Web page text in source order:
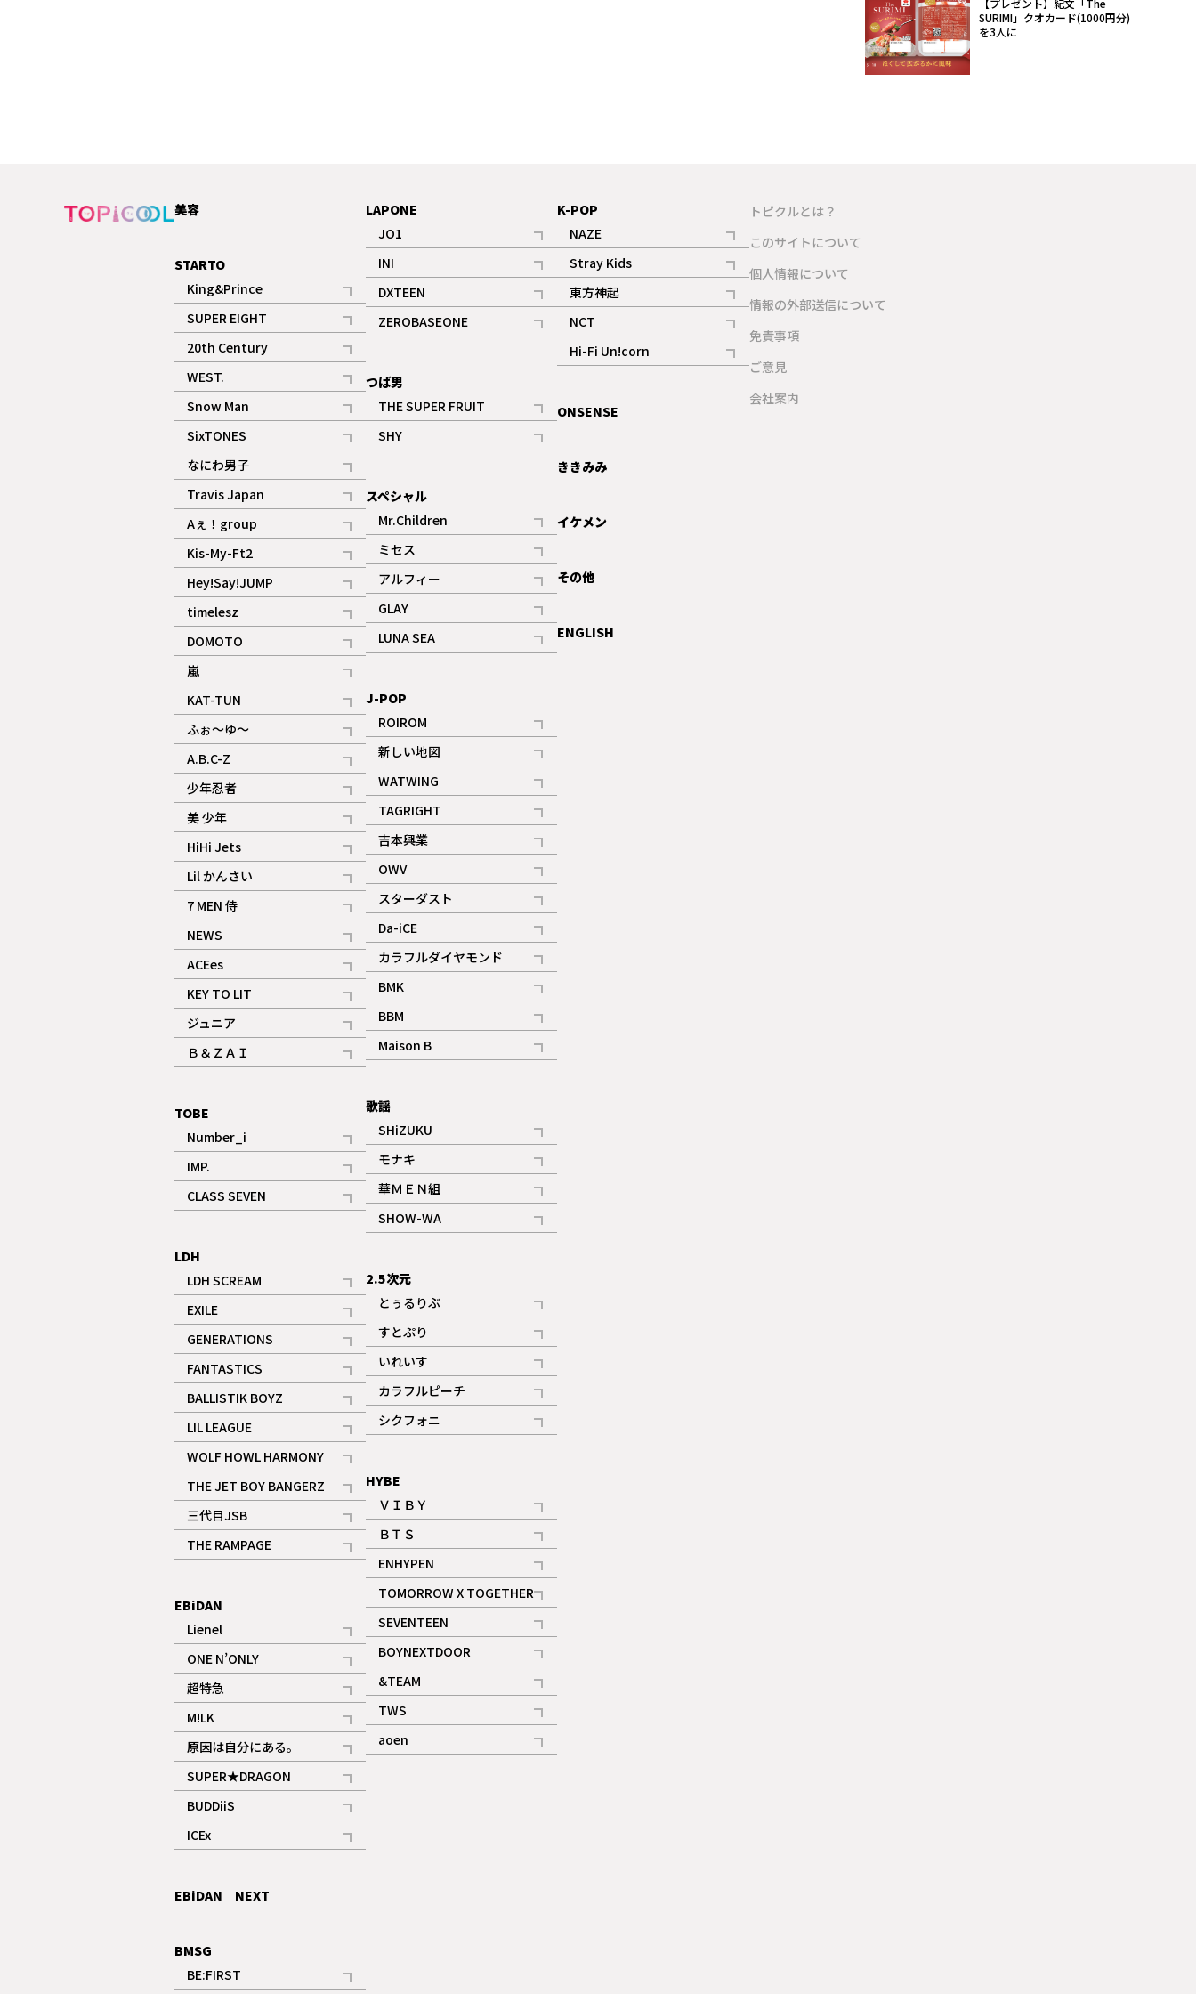
【プレゼント】紀文「The
SURIMI」クオカード(1000円分)
を3人に
美容
STARTO
King&Prince
記事
SUPER EIGHT
記事
20th Century
記事
WEST.
記事
Snow Man
記事
ギャラリー
SixTONES
記事
ギャラリー
なにわ男子
記事
Travis Japan
記事
Aぇ！group
記事
Kis-My-Ft2
記事
ギャラリー
Hey!Say!JUMP
記事
timelesz
記事
DOMOTO
記事
嵐
記事
KAT-TUN
記事
ふぉ～ゆ～
記事
A.B.C-Z
記事
ギャラリー
少年忍者
記事
美 少年
記事
HiHi Jets
記事
Lil かんさい
記事
7 MEN 侍
記事
NEWS
記事
ACEes
記事
KEY TO LIT
記事
ジュニア
記事
Ｂ＆ＺＡＩ
記事
TOBE
Number_i
記事
IMP.
記事
CLASS SEVEN
記事
LDH
LDH SCREAM
記事
EXILE
記事
GENERATIONS
記事
FANTASTICS
記事
BALLISTIK BOYZ
記事
LIL LEAGUE
記事
WOLF HOWL HARMONY
記事
THE JET BOY BANGERZ
記事
三代目JSB
記事
THE RAMPAGE
記事
EBiDAN
Lienel
記事
ONE N’ONLY
記事
超特急
記事
ギャラリー
M!LK
記事
原因は自分にある。
記事
SUPER★DRAGON
記事
BUDDiiS
記事
ICEx
記事
EBiDAN NEXT
BMSG
BE:FIRST
LAPONE
JO1
記事
ギャラリー
INI
記事
ギャラリー
DXTEEN
記事
ギャラリー
ZEROBASEONE
記事
つば男
THE SUPER FRUIT
記事
ギャラリー
SHY
記事
スペシャル
Mr.Children
記事
ミセス
記事
アルフィー
記事
GLAY
記事
LUNA SEA
記事
J-POP
ROIROM
記事
新しい地図
記事
WATWING
記事
TAGRIGHT
記事
吉本興業
記事
OWV
記事
ギャラリー
スターダスト
記事
Da-iCE
記事
カラフルダイヤモンド
記事
BMK
記事
ギャラリー
BBM
記事
ギャラリー
Maison B
記事
歌謡
SHiZUKU
記事
モナキ
記事
華ＭＥＮ組
記事
SHOW-WA
記事
2.5次元
とぅるりぶ
記事
すとぷり
記事
ギャラリー
いれいす
記事
ギャラリー
カラフルピーチ
記事
シクフォニ
記事
HYBE
ＶＩＢＹ
記事
ＢＴＳ
記事
ENHYPEN
記事
TOMORROW X TOGETHER
記事
ギャラリー
SEVENTEEN
記事
BOYNEXTDOOR
記事
&TEAM
記事
ギャラリー
TWS
記事
aoen
記事
K-POP
NAZE
記事
Stray Kids
記事
東方神起
記事
NCT
記事
Hi-Fi Un!corn
記事
ONSENSE
ききみみ
イケメン
その他
ENGLISH
トピクルとは？
このサイトについて
個人情報について
情報の外部送信について
免責事項
ご意見
会社案内